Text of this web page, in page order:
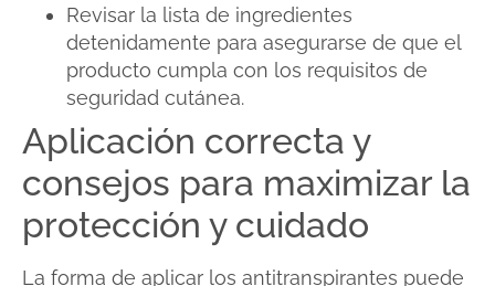
Revisar la lista de ingredientes
detenidamente para asegurarse de que el
producto cumpla con los requisitos de
seguridad cutánea.
Aplicación correcta y
consejos para maximizar la
protección y cuidado
La forma de aplicar los antitranspirantes puede